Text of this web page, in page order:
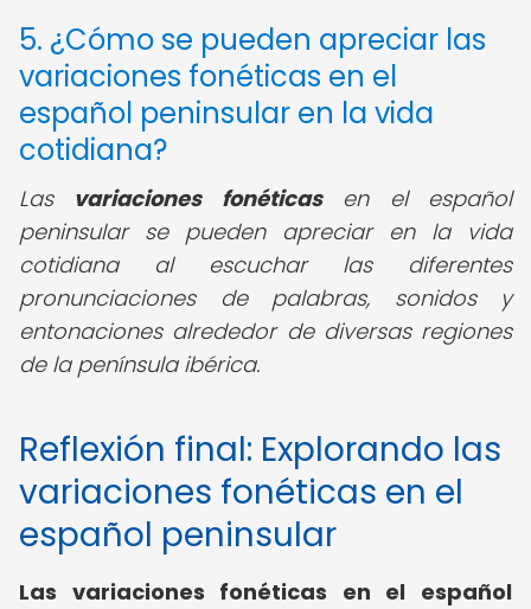
5. ¿Cómo se pueden apreciar las
variaciones fonéticas en el
español peninsular en la vida
cotidiana?
Las variaciones fonéticasen el español
peninsular se pueden apreciar en la vida
cotidiana al escuchar las diferentes
pronunciaciones de palabras, sonidos y
entonaciones alrededor de diversas regiones
de la península ibérica.
Reflexión final: Explorando las
variaciones fonéticas en el
español peninsular
Las variaciones fonéticas en el español